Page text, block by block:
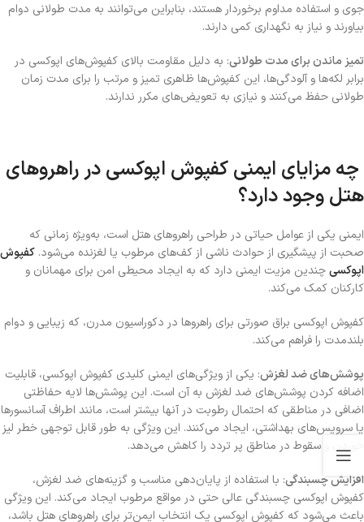
جوی و استفاده مداوم برخوردار هستند، بنابراین می‌توانند به مدت طولانی دوام
بیاورند و نیاز به نگهداری کمی دارند.
تمیز ماندن برای مدت طولانی: به دلیل مقاومت بالای کفپوش‌های اپوکسی در
برابر لکه‌ها و آلودگی‌ها، این کفپوش‌ها ظاهری تمیز و مرتب را برای مدت زمان
طولانی حفظ می‌کنند و نیازی به تعویض‌های مکرر ندارند.
چه مزایای ایمنی کفپوش اپوکسی در راهروهای
هتل وجود دارد؟
ایمنی یکی از عوامل حیاتی در طراحی راهروهای هتل است، به‌ویژه زمانی که
صحبت از پیشگیری از حوادث ناشی از کف‌های مرطوب یا لغزنده می‌شود. کفپوش
اپوکسیچندین مزیت ایمنی دارد که به ایجاد محیطی امن برای مهمانان و
کارکنان کمک می‌کند.
کفپوش اپوکسی براق صورتی برای راهروها در دکوراسیون مدرن، که زیبایی و دوام
بلندمدت را فراهم می‌کند.
پوشش‌های ضد لغزش: یکی از ویژگی‌های ایمنی کلیدی کفپوش اپوکسی، قابلیت
اضافه کردن پوشش‌های ضد لغزش به آن است. این پوشش‌ها لایه حفاظتی
اضافی در مناطقی که احتمال رطوبت در آنها بیشتر است، مانند اطراف آسانسورها
یا سرویس‌های بهداشتی، ایجاد می‌کنند. این ویژگی به طور قابل توجهی خطر لیز
خوردن و سقوط در مناطق پر تردد را کاهش می‌دهد.
افزایش چسبندگی: با استفاده از پایان‌دهی مناسب و گزینه‌های ضد لغزش،
کفپوش اپوکسی چسبندگی عالی حتی در مواقع مرطوب ایجاد می‌کند. این ویژگی
باعث می‌شود که کفپوش اپوکسی یک انتخاب ایمن‌تر برای راهروهای هتل باشد،